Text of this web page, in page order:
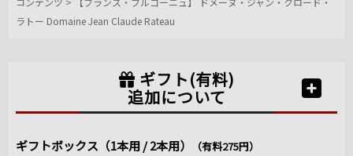
ラトー Domaine Jean Claude Rateau
ギフト(有料)
追加について
ギフトボックス（1本用 / 2本用） （有料275円）